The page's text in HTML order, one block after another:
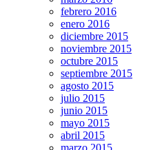
febrero 2016
enero 2016
diciembre 2015
noviembre 2015
octubre 2015
septiembre 2015
agosto 2015
julio 2015
junio 2015
mayo 2015
abril 2015
marzo 2015